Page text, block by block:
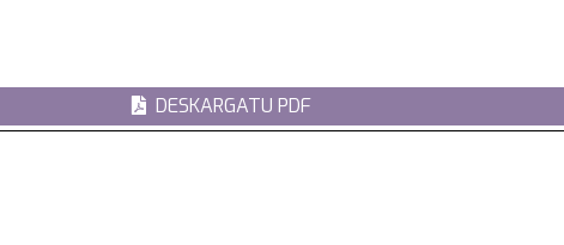
DESKARGATU PDF